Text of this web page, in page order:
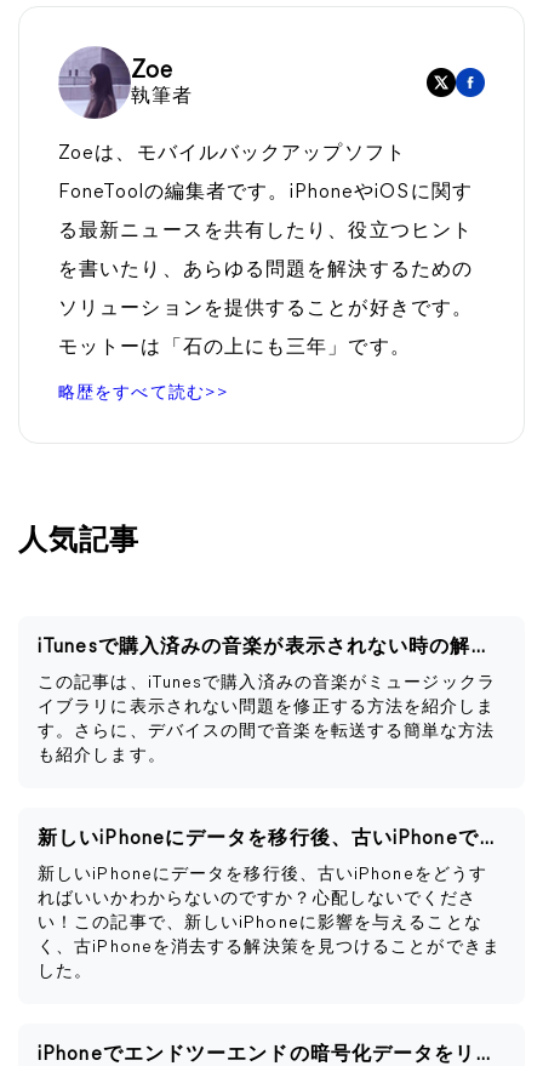
Zoe
執筆者
Zoeは、モバイルバックアップソフト
FoneToolの編集者です。iPhoneやiOSに関す
る最新ニュースを共有したり、役立つヒント
を書いたり、あらゆる問題を解決するための
ソリューションを提供することが好きです。
モットーは「石の上にも三年」です。
略歴をすべて読む>>
人気記事
iTunesで購入済みの音楽が表示されない時の解決策
この記事は、iTunesで購入済みの音楽がミュージックラ
イブラリに表示されない問題を修正する方法を紹介しま
す。さらに、デバイスの間で音楽を転送する簡単な方法
も紹介します。
新しいiPhoneにデータを移行後、古いiPhoneですべきこと
新しいiPhoneにデータを移行後、古いiPhoneをどうす
ればいいかわからないのですか？心配しないでくださ
い！この記事で、新しいiPhoneに影響を与えることな
く、古iPhoneを消去する解決策を見つけることができま
した。
iPhoneでエンドツーエンドの暗号化データをリセットするとどうなるか